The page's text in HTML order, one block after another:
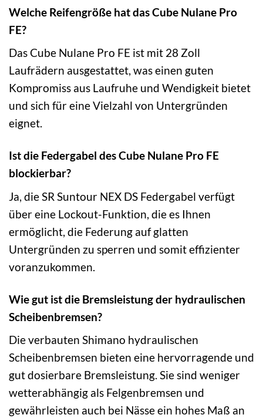
Welche Reifengröße hat das Cube Nulane Pro
FE?
Das Cube Nulane Pro FE ist mit 28 Zoll
Laufrädern ausgestattet, was einen guten
Kompromiss aus Laufruhe und Wendigkeit bietet
und sich für eine Vielzahl von Untergründen
eignet.
Ist die Federgabel des Cube Nulane Pro FE
blockierbar?
Ja, die SR Suntour NEX DS Federgabel verfügt
über eine Lockout-Funktion, die es Ihnen
ermöglicht, die Federung auf glatten
Untergründen zu sperren und somit effizienter
voranzukommen.
Wie gut ist die Bremsleistung der hydraulischen
Scheibenbremsen?
Die verbauten Shimano hydraulischen
Scheibenbremsen bieten eine hervorragende und
gut dosierbare Bremsleistung. Sie sind weniger
wetterabhängig als Felgenbremsen und
gewährleisten auch bei Nässe ein hohes Maß an